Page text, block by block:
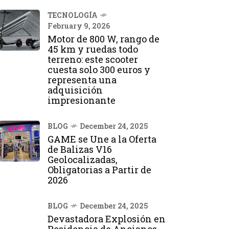
TECNOLOGÍA
February 9, 2026
Motor de 800 W, rango de
45 km y ruedas todo
terreno: este scooter
cuesta solo 300 euros y
representa una
adquisición
impresionante
BLOG December 24, 2025
GAME se Une a la Oferta
de Balizas V16
Geolocalizadas,
Obligatorias a Partir de
2026
BLOG December 24, 2025
Devastadora Explosión en